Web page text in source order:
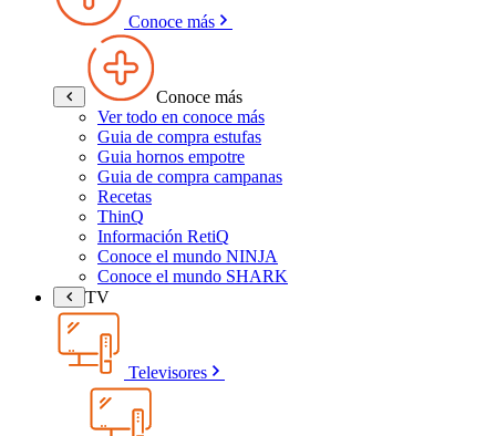
Conoce más
Conoce más
Ver todo en conoce más
Guia de compra estufas
Guia hornos empotre
Guia de compra campanas
Recetas
ThinQ
Información RetiQ
Conoce el mundo NINJA
Conoce el mundo SHARK
TV
Televisores